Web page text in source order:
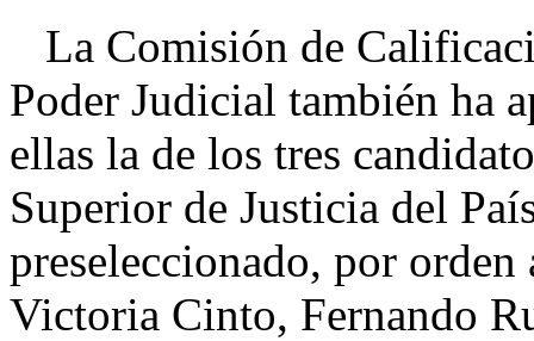
La Comisión de
Poder Judicial también ha
ellas la de los tres
Superior de Justicia del
preseleccionado, por
Victoria Cinto, Fernando